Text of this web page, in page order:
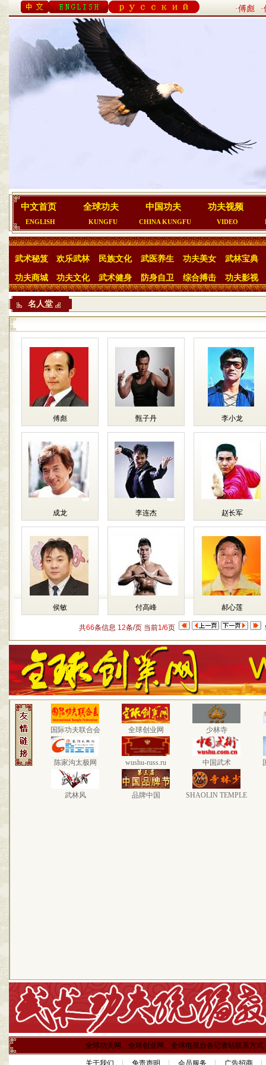
·傅彪
中文首页
ENGLISH
全球功夫
KUNGFU
中国功夫
CHINA KUNGFU
功夫视频
VIDEO
武术秘笈 欢乐武林 民族文化 武医养生 功夫美女 武林宝典
功夫商城 功夫文化 武术健身 防身自卫 综合搏击 功夫影视
名人堂
傅彪 甄子丹 李小龙
成龙 李连杰 赵长军
侯敏 付高峰 郝心莲
共66条信息 12条/页 当前1/6页
国际功夫联合会 全球创业网 少林寺
陈家沟太极网 wushu-russ.ru 中国武术
武林风 品牌中国 SHAOLIN TEMPLE
全球功夫网、全球创业网、全球电视台各记者站联系方式
关于我们 免责声明 会员服务 广告招商